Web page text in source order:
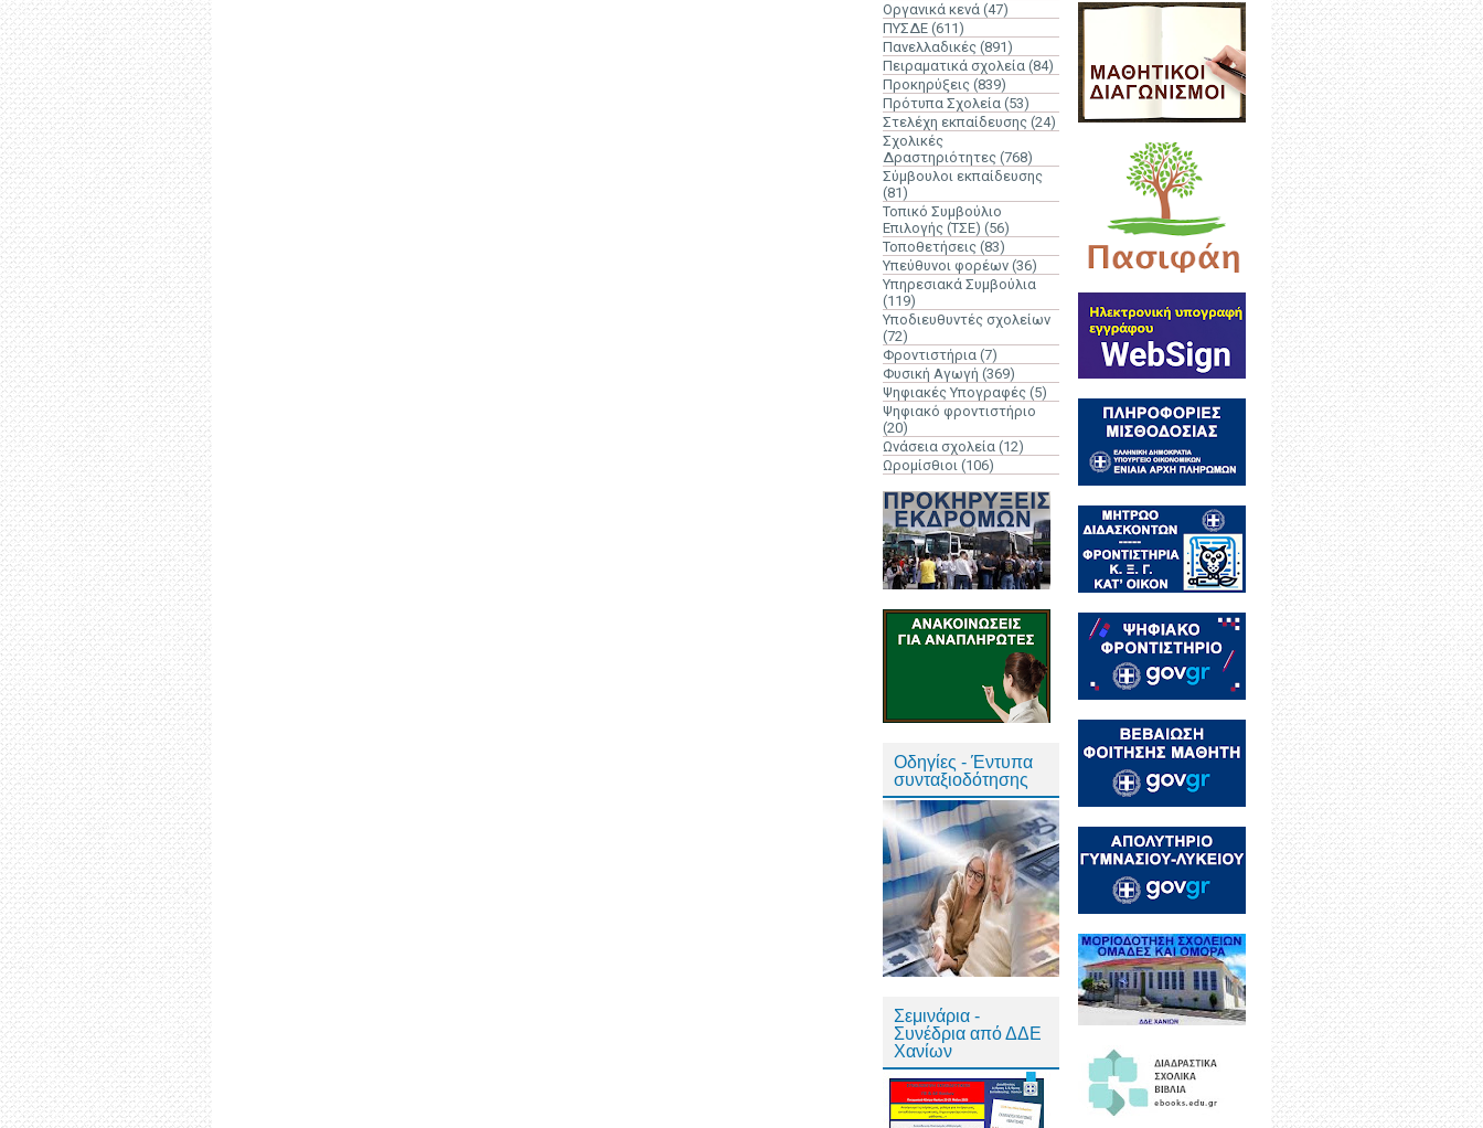
Οργανικά κενά (47)
ΠΥΣΔΕ (611)
Πανελλαδικές (891)
Πειραματικά σχολεία (84)
Προκηρύξεις (839)
Πρότυπα Σχολεία (53)
Στελέχη εκπαίδευσης (24)
Σχολικές
Δραστηριότητες (768)
Σύμβουλοι εκπαίδευσης
(81)
Τοπικό Συμβούλιο
Επιλογής (ΤΣΕ) (56)
Τοποθετήσεις (83)
Υπεύθυνοι φορέων (36)
Υπηρεσιακά Συμβούλια
(119)
Υποδιευθυντές σχολείων
(72)
Φροντιστήρια (7)
Φυσική Αγωγή (369)
Ψηφιακές Υπογραφές (5)
Ψηφιακό φροντιστήριο
(20)
Ωνάσεια σχολεία (12)
Ωρομίσθιοι (106)
Οδηγίες - Έντυπα
συνταξιοδότησης
Σεμινάρια -
Συνέδρια από ΔΔΕ
Χανίων